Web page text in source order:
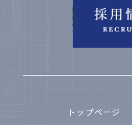
トップページ